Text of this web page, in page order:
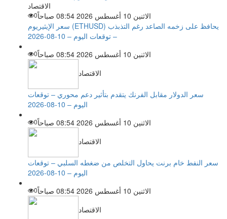
الاقتصاد
الاثنين 10 أغسطس 2026 08:54 صباحاً
0
سعر الإيثيريوم (ETHUSD) يحافظ على زخمه الصاعد رغم التذبذب
– توقعات اليوم – 10-08-2026
الاثنين 10 أغسطس 2026 08:54 صباحاً
0
الاقتصاد
سعر الدولار مقابل الفرنك يتقدم بتأثير دعم محوري – توقعات
اليوم – 10-08-2026
الاثنين 10 أغسطس 2026 08:54 صباحاً
0
الاقتصاد
سعر النفط خام برنت يحاول التخلص من ضغطه السلبي – توقعات
اليوم – 10-08-2026
الاثنين 10 أغسطس 2026 08:54 صباحاً
0
الاقتصاد